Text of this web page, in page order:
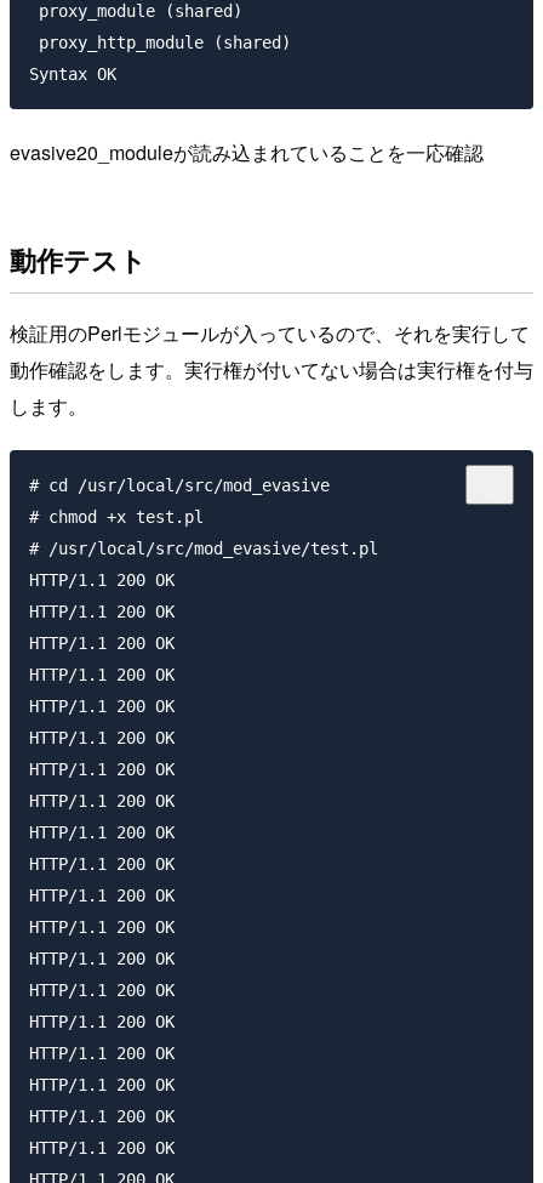
proxy_module (shared)
proxy_http_module (shared)
evasive20_moduleが読み込まれていることを一応確認
動作テスト
検証用のPerlモジュールが入っているので、それを実行して
動作確認をします。実行権が付いてない場合は実行権を付与
します。
# cd /usr/local/src/mod_evasive
# chmod +x test.pl
# /usr/local/src/mod_evasive/test.pl
HTTP/1.1 200 OK
HTTP/1.1 200 OK
HTTP/1.1 200 OK
HTTP/1.1 200 OK
HTTP/1.1 200 OK
HTTP/1.1 200 OK
HTTP/1.1 200 OK
HTTP/1.1 200 OK
HTTP/1.1 200 OK
HTTP/1.1 200 OK
HTTP/1.1 200 OK
HTTP/1.1 200 OK
HTTP/1.1 200 OK
HTTP/1.1 200 OK
HTTP/1.1 200 OK
HTTP/1.1 200 OK
HTTP/1.1 200 OK
HTTP/1.1 200 OK
HTTP/1.1 200 OK